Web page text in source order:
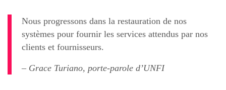
Nous progressons dans la restauration de nos
systèmes pour fournir les services attendus par nos
clients et fournisseurs.
– Grace Turiano, porte-parole d’UNFI